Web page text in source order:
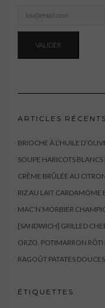
ARTICLES RÉCENTS
BRIOCHE À L’HUILE
SOUPE HARICOTS
CRÈME BRÛLÉE AU
RIZ AU LAIT CARDAMOME
MAC’N’MORBIER
[SANDWICH] GRILLED
ORZO, POTIMARRON RÔTI
RAGOÛT PATATES
ÉTIQUETTES